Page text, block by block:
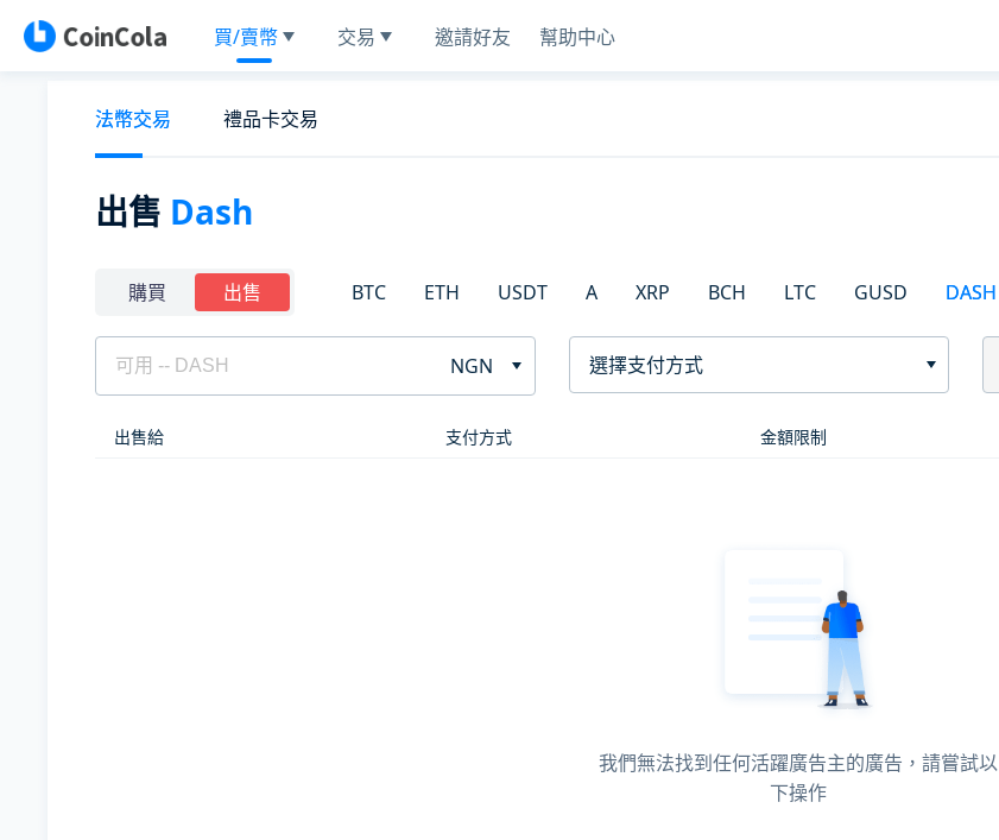
買/賣幣 交易 邀請好友 幫助中心
法幣交易 禮品卡交易
出售 Dash
購買 出售 BTC ETH USDT A XRP BCH LTC GUSD DASH
NGN 選擇支付方式
出售給 支付方式 金額限制
我們無法找到任何活躍廣告主的廣告，請嘗試以
下操作